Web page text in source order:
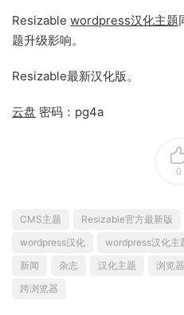
Resizable wordpress汉化主题
题升级影响。
Resizable最新汉化版。
云盘 密码：pg4a
0
CMS主题 Resizable官方最新版
wordpress汉化
wordpress汉化主
新闻
杂志 汉化主题 浏览器
跨浏览器